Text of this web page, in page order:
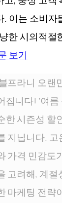
이는 소비자
한 시의적절
보기
프라니 오랜
집니다! ‘여름
한 시즌성 할
지닙니다. 고
가격 민감도
고려해, 계절
마케팅 전략